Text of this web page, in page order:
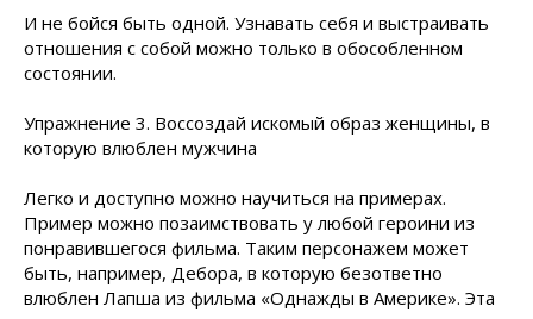
И не бойся быть одной. Узнавать себя и выстраивать
отношения с собой можно только в обособленном
состоянии.
Упражнение 3. Воссоздай искомый образ женщины, в
которую влюблен мужчина
Легко и доступно можно научиться на примерах.
Пример можно позаимствовать у любой героини из
понравившегося фильма. Таким персонажем может
быть, например, Дебора, в которую безответно
влюблен Лапша из фильма «Однажды в Америке». Эта